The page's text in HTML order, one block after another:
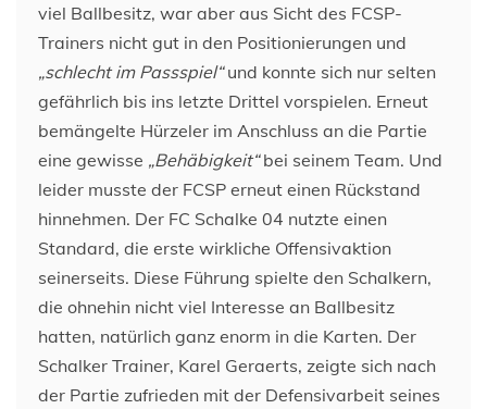
viel Ballbesitz, war aber aus Sicht des FCSP-
Trainers nicht gut in den Positionierungen und
„schlecht im Passspiel“und konnte sich nur selten
gefährlich bis ins letzte Drittel vorspielen. Erneut
bemängelte Hürzeler im Anschluss an die Partie
eine gewisse „Behäbigkeit“bei seinem Team. Und
leider musste der FCSP erneut einen Rückstand
hinnehmen. Der FC Schalke 04 nutzte einen
Standard, die erste wirkliche Offensivaktion
seinerseits. Diese Führung spielte den Schalkern,
die ohnehin nicht viel Interesse an Ballbesitz
hatten, natürlich ganz enorm in die Karten. Der
Schalker Trainer, Karel Geraerts, zeigte sich nach
der Partie zufrieden mit der Defensivarbeit seines